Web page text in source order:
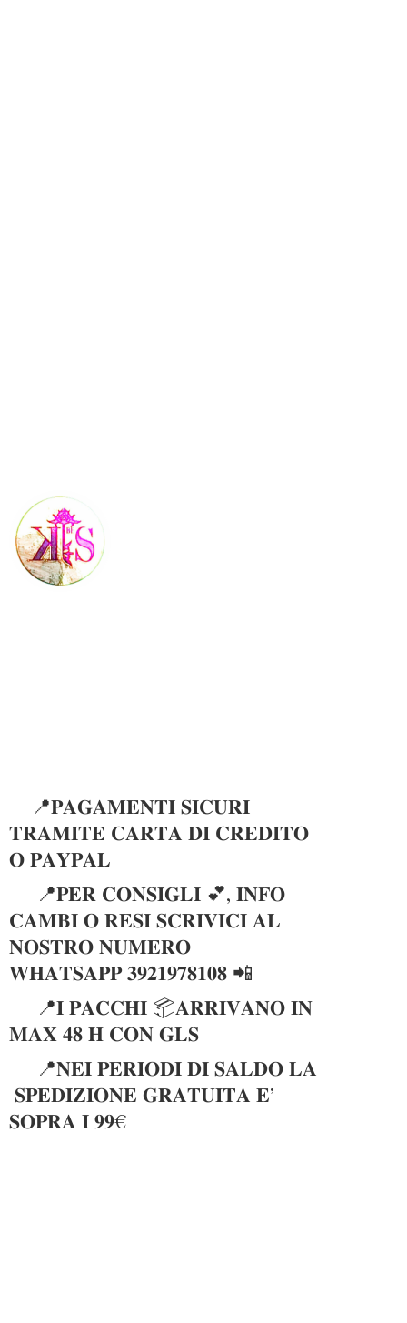
📍𝐏𝐀𝐆𝐀𝐌𝐄𝐍𝐓𝐈 𝐒𝐈𝐂𝐔𝐑𝐈
𝐓𝐑𝐀𝐌𝐈𝐓𝐄 𝐂𝐀𝐑𝐓𝐀 𝐃𝐈 𝐂𝐑𝐄𝐃𝐈𝐓𝐎
𝐎 𝐏𝐀𝐘𝐏𝐀𝐋
📍𝐏𝐄𝐑 𝐂𝐎𝐍𝐒𝐈𝐆𝐋𝐈 💕, 𝐈𝐍𝐅𝐎
𝐂𝐀𝐌𝐁𝐈 𝐎 𝐑𝐄𝐒𝐈 𝐒𝐂𝐑𝐈𝐕𝐈𝐂𝐈 𝐀𝐋
𝐍𝐎𝐒𝐓𝐑𝐎 𝐍𝐔𝐌𝐄𝐑𝐎
𝐖𝐇𝐀𝐓𝐒𝐀𝐏𝐏 𝟑𝟗𝟐𝟏𝟗𝟕𝟖𝟏𝟎𝟖 📲
📍𝐈 𝐏𝐀𝐂𝐂𝐇𝐈 📦𝐀𝐑𝐑𝐈𝐕𝐀𝐍𝐎 𝐈𝐍
𝐌𝐀𝐗 𝟒𝟖 𝐇 𝐂𝐎𝐍 𝐆𝐋𝐒
📍𝐍𝐄𝐈 𝐏𝐄𝐑𝐈𝐎𝐃𝐈 𝐃𝐈 𝐒𝐀𝐋𝐃𝐎 𝐋𝐀
𝐒𝐏𝐄𝐃𝐈𝐙𝐈𝐎𝐍𝐄 𝐆𝐑𝐀𝐓𝐔𝐈𝐓𝐀 𝐄’
𝐒𝐎𝐏𝐑𝐀 𝐈 𝟗𝟗€